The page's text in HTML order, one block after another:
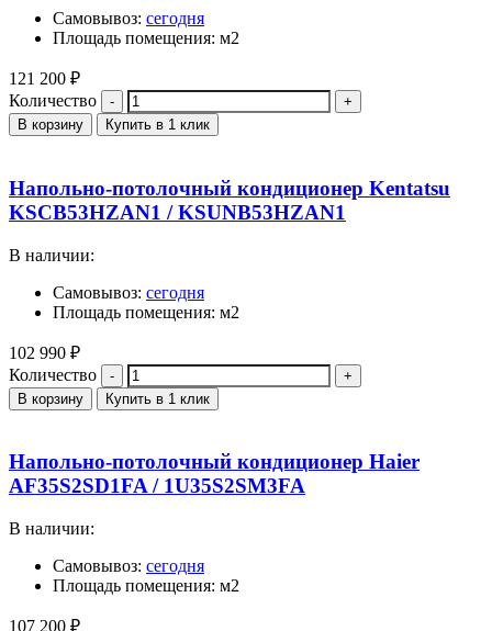
Самовывоз: сегодня
Площадь помещения: м2
121 200 ₽
Количество
В корзину Купить в 1 клик
Напольно-потолочный кондиционер Kentatsu
KSCB53HZAN1 / KSUNB53HZAN1
В наличии:
Самовывоз: сегодня
Площадь помещения: м2
102 990 ₽
Количество
В корзину Купить в 1 клик
Напольно-потолочный кондиционер Haier
AF35S2SD1FA / 1U35S2SM3FA
В наличии:
Самовывоз: сегодня
Площадь помещения: м2
107 200 ₽